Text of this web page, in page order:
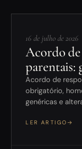
16 de julho de 2026
Acordo
parentais:
Acordo de
obrigatório,
genéricas e
LER ARTIGO →